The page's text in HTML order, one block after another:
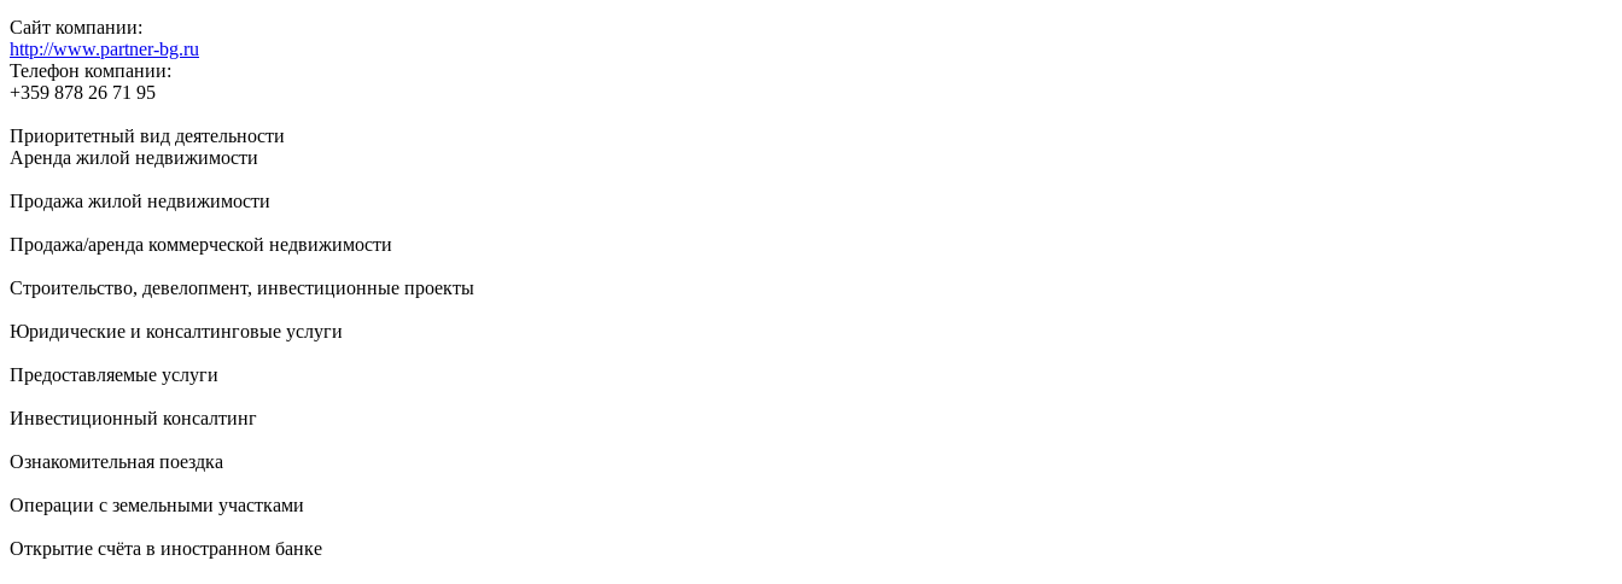
Сайт компании:
http://www.partner-bg.ru
Телефон компании:
+359 878 26 71 95
Приоритетный вид деятельности
Аренда жилой недвижимости
Продажа жилой недвижимости
Продажа/аренда коммерческой недвижимости
Строительство, девелопмент, инвестиционные проекты
Юридические и консалтинговые услуги
Предоставляемые услуги
Инвестиционный консалтинг
Ознакомительная поездка
Операции с земельными участками
Открытие счёта в иностранном банке